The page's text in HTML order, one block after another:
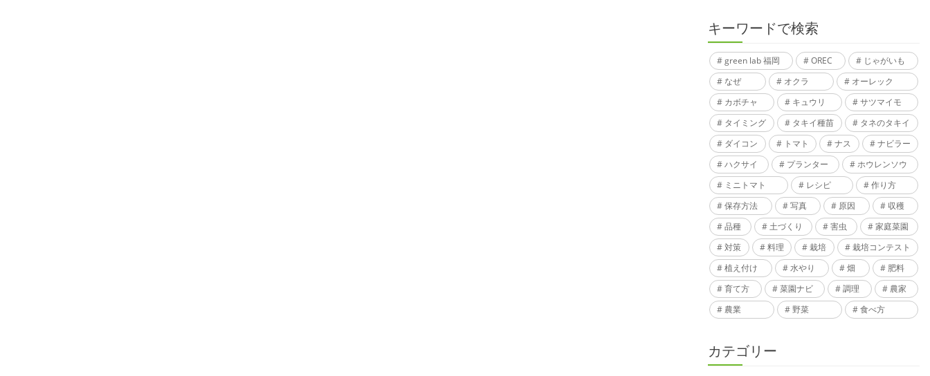
キーワードで検索
green lab 福岡 OREC
じゃがいも
なぜ
オクラ
オーレック
カボチャ
キュウリ
サツマイモ
タイミング
タキイ種苗
タネのタキイ
ダイコン
トマト ナス
ナビラー
ハクサイ
プランター
ホウレンソウ
ミニトマト
レシピ
作り方
保存方法
写真 原因
収穫
品種
土づくり 害虫
家庭菜園
対策
料理 栽培
栽培コンテスト
植え付け
水やり 畑
肥料
育て方
菜園ナビ 調理
農家
農業
野菜 食べ方
カテゴリー